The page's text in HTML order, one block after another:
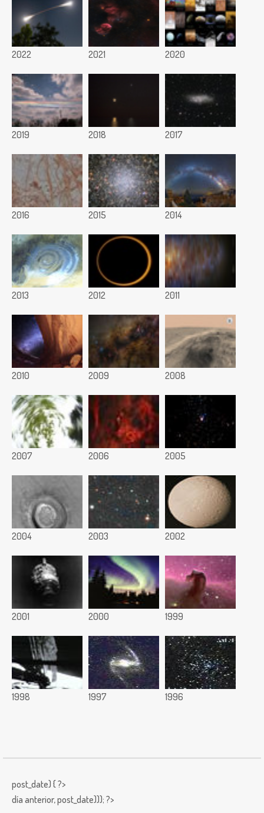
2022 2021 2020
2019 2018 2017
2016 2015 2014
2013 2012 2011
2010 2009 2008
2007 2006 2005
2004 2003 2002
2001 2000 1999
1998 1997 1996
post_date) { ?>
día anterior,post_date))); ?>